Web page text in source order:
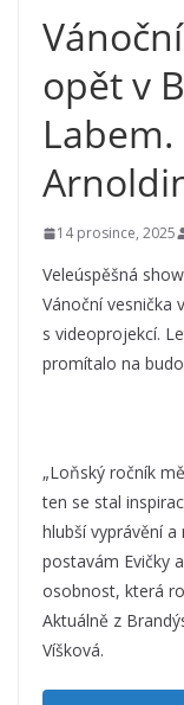
opět v
14 prosince, 2025
Veleúspěšná
Vánoční vesnička
s videoprojekcí.
promítalo na
„Loňský ročník
ten se stal
hlubší vyprávění
postavám Evičky
osobnost, která
Aktuálně z
Víšková.